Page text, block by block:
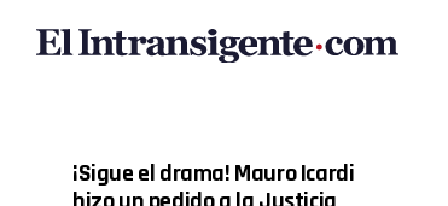
¡Sigue el drama! Mauro Icardi